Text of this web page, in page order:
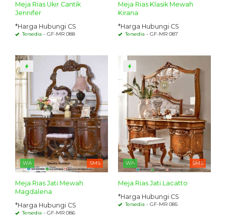
Meja Rias Ukir Cantik
Jennifer
*Harga Hubungi CS
Tersedia - GF-MR 088
Meja Rias Klasik Mewah
Kirana
*Harga Hubungi CS
Tersedia - GF-MR 087
WA SMS
Meja Rias Jati Mewah
Magdalena
*Harga Hubungi CS
Tersedia - GF-MR 086
WA SMS
Meja Rias Jati Lacatto
*Harga Hubungi CS
Tersedia - GF-MR 085